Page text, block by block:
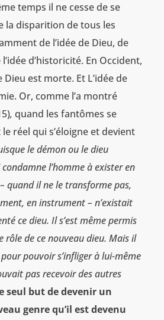
temps il ne cesse de se
la disparition de tous les
de l’idée de Dieu, de
d’historicité. En Occident,
Dieu est morte. Et L’idée de
Or, comme l’a montré
, quand les fantômes se
réel qui s’éloigne et devient
le démon ou le dieu
l’homme à exister en
quand il ne le transforme pas,
en instrument – n’existait
ce dieu. Il s’est même permis
rôle de ce nouveau dieu. Mais il
pouvoir s’infliger à lui-même
pas recevoir des autres
seul but de devenir un
genre qu’il est devenu